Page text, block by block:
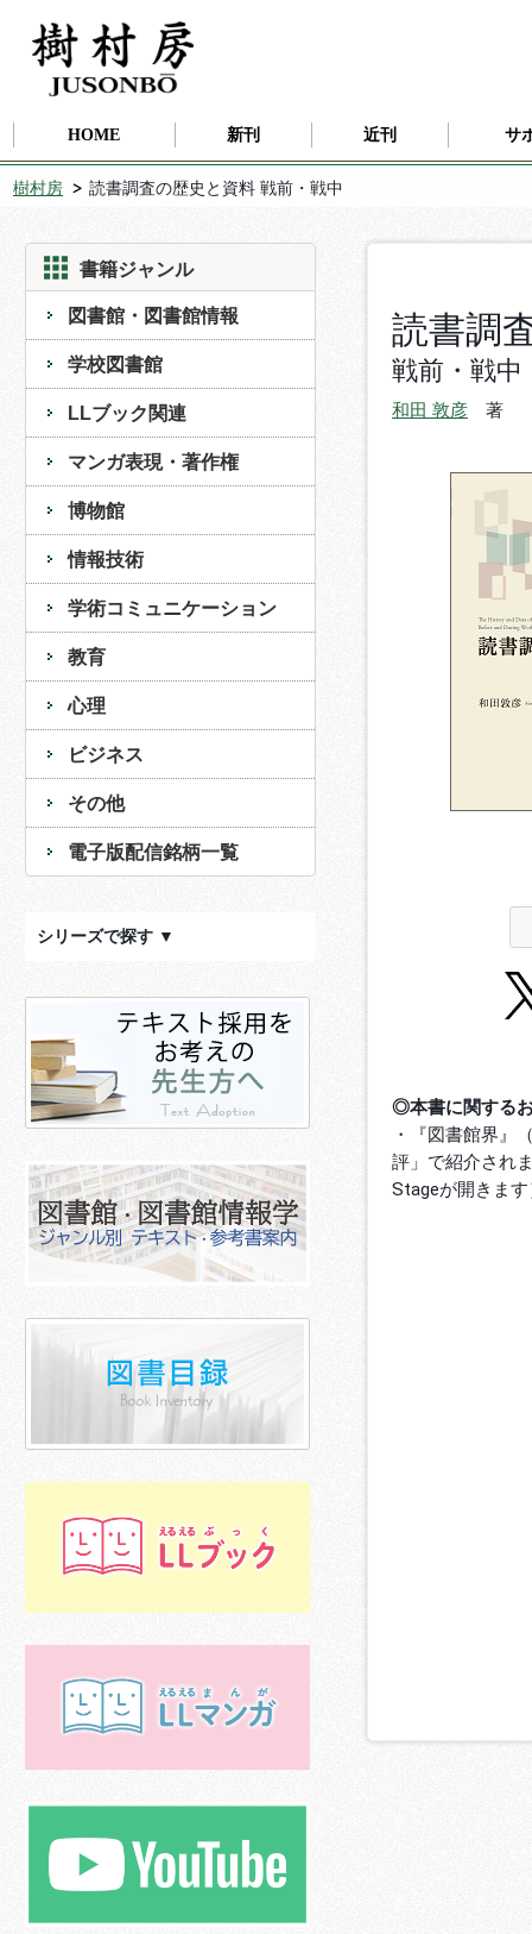
HOME 新刊 近刊 サ
樹村房 読書調査の歴史と資料 戦前・戦中
書籍ジャンル
図書館・図書館情報
学校図書館
LLブック関連
マンガ表現・著作権
博物館
情報技術
学術コミュニケーション
教育
心理
ビジネス
その他
電子版配信銘柄一覧
シリーズで探す ▼
読書調
戦前・戦中
和田 敦彦 著
◎本書に関する
・『図書館界』
評」で紹介され
Stageが開きま